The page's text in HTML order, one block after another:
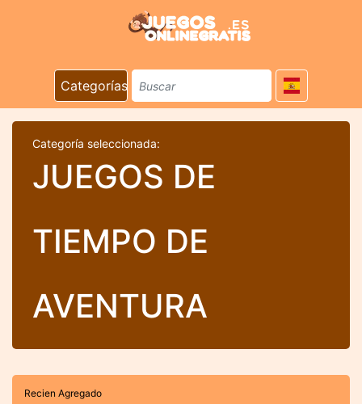
Categorías
Categoría seleccionada:
JUEGOS DE
TIEMPO DE
AVENTURA
Recien Agregado